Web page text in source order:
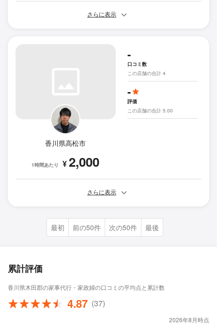
さらに表示
香川県高松市
1時間あたり ¥2,000
-
口コミ数
この店舗の合計 4
-
評価
この店舗の合計 5.00
さらに表示
最初 前の50件 次の50件 最後
累計評価
香川県木田郡の家事代行・家政婦の口コミの平均点と累計数
4.87 (37)
2026年8月時点